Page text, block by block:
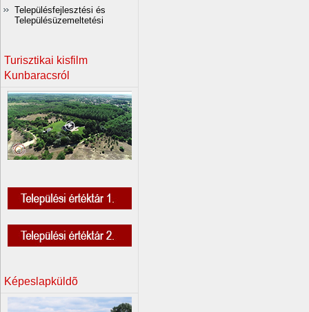
Településfejlesztési és
Településüzemeltetési
Turisztikai kisfilm
Kunbaracsról
Képeslapküldõ